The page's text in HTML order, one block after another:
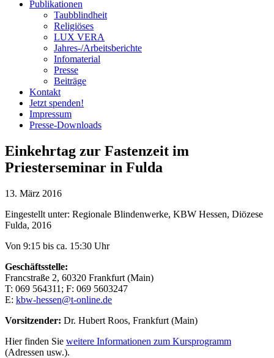
Publikationen
Taubblindheit
Religiöses
LUX VERA
Jahres-/​Arbeitsberichte
Infomaterial
Presse
Beiträge
Kontakt
Jetzt spenden!
Impressum
Presse-Downloads
Einkehrtag zur Fastenzeit im
Priesterseminar in Fulda
13. März 2016
Eingestellt unter: Regionale Blindenwerke, KBW Hessen, Diözese
Fulda, 2016
Von 9:15 bis ca. 15:30 Uhr
Geschäftsstelle:
Francstraße 2, 60320 Frankfurt (Main)
T: 069 564311 ; F: 069 5603247
E: kbw-hessen@t-online.de
Vorsitzender: Dr. Hubert Roos, Frankfurt (Main)
Hier finden Sie weitere Informationen zum Kursprogramm
(Adressen usw.).